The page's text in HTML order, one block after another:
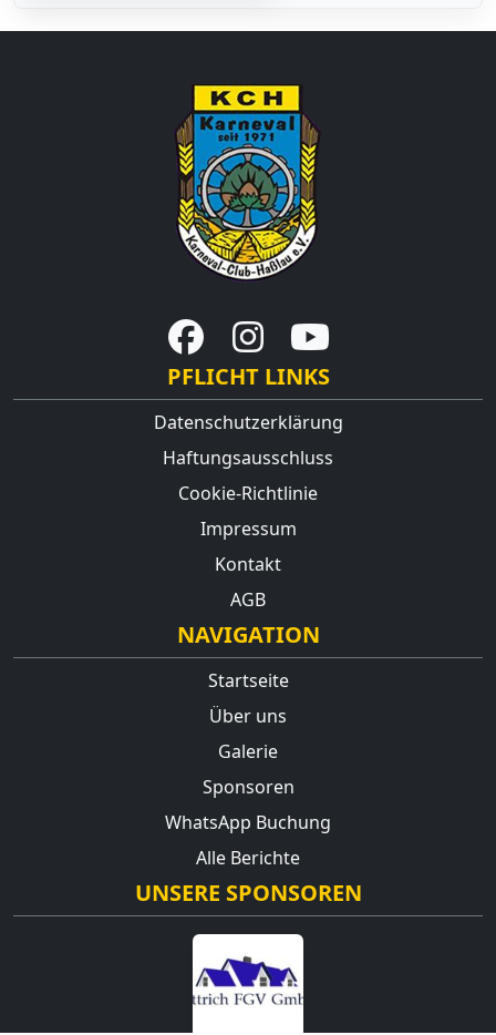
PFLICHT LINKS
Datenschutzerklärung
Haftungsausschluss
Cookie-Richtlinie
Impressum
Kontakt
AGB
NAVIGATION
Startseite
Über uns
Galerie
Sponsoren
WhatsApp Buchung
Alle Berichte
UNSERE SPONSOREN